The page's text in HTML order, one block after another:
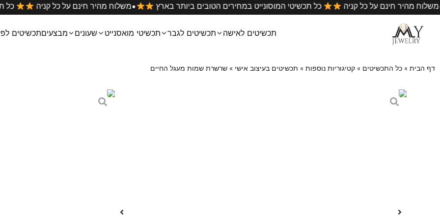
משלוח מהיר חינם על כל קניה• משלוח מהיר חינם על כל קניה כל תכשיטי המוסונייט במחירים הטובים ביותר בארץ •
תכשיטים לאישה תכשיטים לגבר תכשיטי מואסנייט שעונים מבצעיםתכשיטים
דף הבית » כל התכשיטים » קטיגוריות נוספות » תכשיטים בעיצוב אישי » שרשרת שמות מעגל החיים
שרשרת שמות